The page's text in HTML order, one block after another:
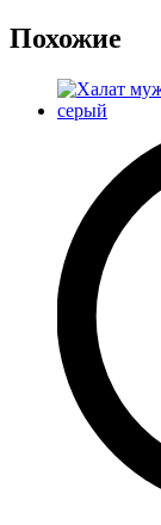
Похожие